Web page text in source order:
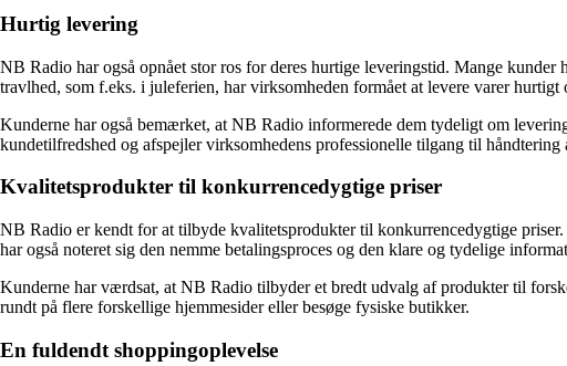
Hurtig levering
NB Radio har også opnået stor ros for deres hurtige leveringstid. Mange
travlhed, som f.eks. i juleferien, har virksomheden formået at levere varer hurtigt
Kunderne har også bemærket, at NB Radio informerede dem tydeligt om
kundetilfredshed og afspejler virksomhedens professionelle tilgang til håndtering
Kvalitetsprodukter til konkurrencedygtige priser
NB Radio er kendt for at tilbyde kvalitetsprodukter til konkurrencedygtige
har også noteret sig den nemme betalingsproces og den klare og tydelige
Kunderne har værdsat, at NB Radio tilbyder et bredt udvalg af produkter til
rundt på flere forskellige hjemmesider eller besøge fysiske butikker.
En fuldendt shoppingoplevelse